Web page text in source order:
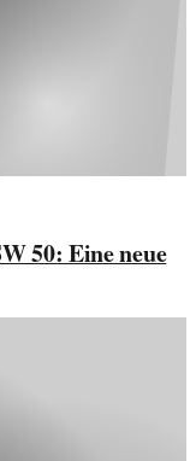
50: Eine neue